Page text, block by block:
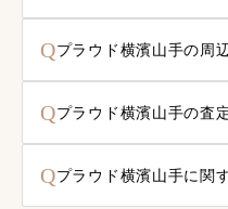
Qプラウド横濱山手の周
Qプラウド横濱山手の査
Qプラウド横濱山手に関